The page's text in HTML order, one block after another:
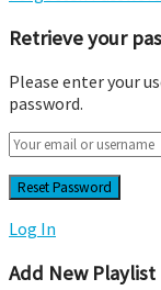
Retrieve your
Please enter your
password.
Log In
Add New Playlist